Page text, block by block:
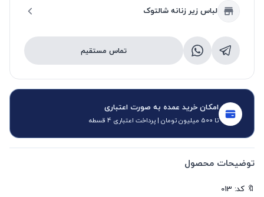
لباس زیر زنانه شالتوک
تماس مستقیم
امکان خرید عمده به صورت اعتباری
تا 500 میلیون تومان | پرداخت اعتباری 4 قسطه
توضیحات محصول